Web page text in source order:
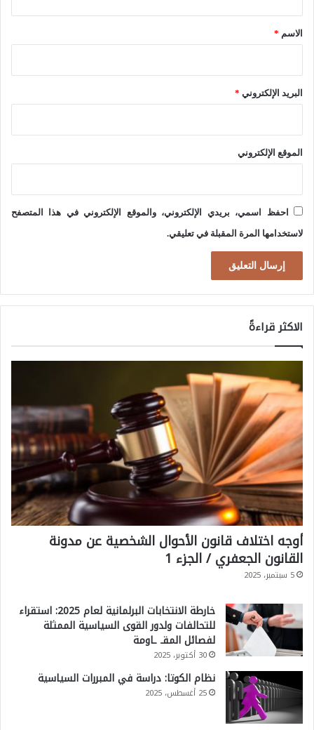
م
ة
ا
ج
ي
ا
ي
ة
ل
ى
خ
ط
ا
م
ا
ج
ة
*الاسم *
البريد الإلكتروني *
الموقع الإلكتروني
احفظ اسمي، بريدي الإلكتروني، والموقع الإلكتروني في هذا المتصفح
لاستخدامها المرة المقبلة في تعليقي.
الاكثر قراءةً
أوجه اختلاف قانون الأحوال الشخصية عن مدونة
القانون الجعفري / الجزء 1
5 سبتمبر، 2025
خارطة الانتخابات البرلمانية لعام 2025: استقراء
للتحالفات ولدور القوى السياسية الممثلة
لفصائل المقـ ـاومة
30 أكتوبر، 2025
نظام الكوتا: دراسة في المبررات السياسية
25 أغسطس، 2025